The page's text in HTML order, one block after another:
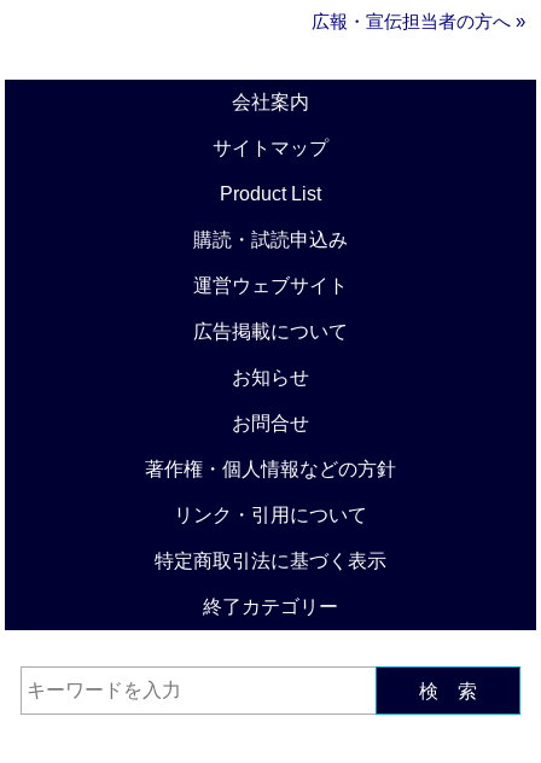
広報・宣伝担当者の方へ »
会社案内
サイトマップ
Product List
購読・試読申込み
運営ウェブサイト
広告掲載について
お知らせ
お問合せ
著作権・個人情報などの方針
リンク・引用について
特定商取引法に基づく表示
終了カテゴリー
検 索